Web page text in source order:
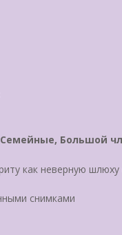
Семейные, Большой
как неверную шлюху
снимками